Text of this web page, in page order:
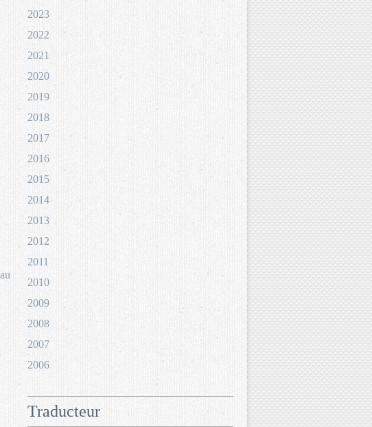
2023
2022
2021
2020
2019
2018
2017
2016
2015
2014
2013
2012
2011
2010
2009
2008
2007
2006
Traducteur